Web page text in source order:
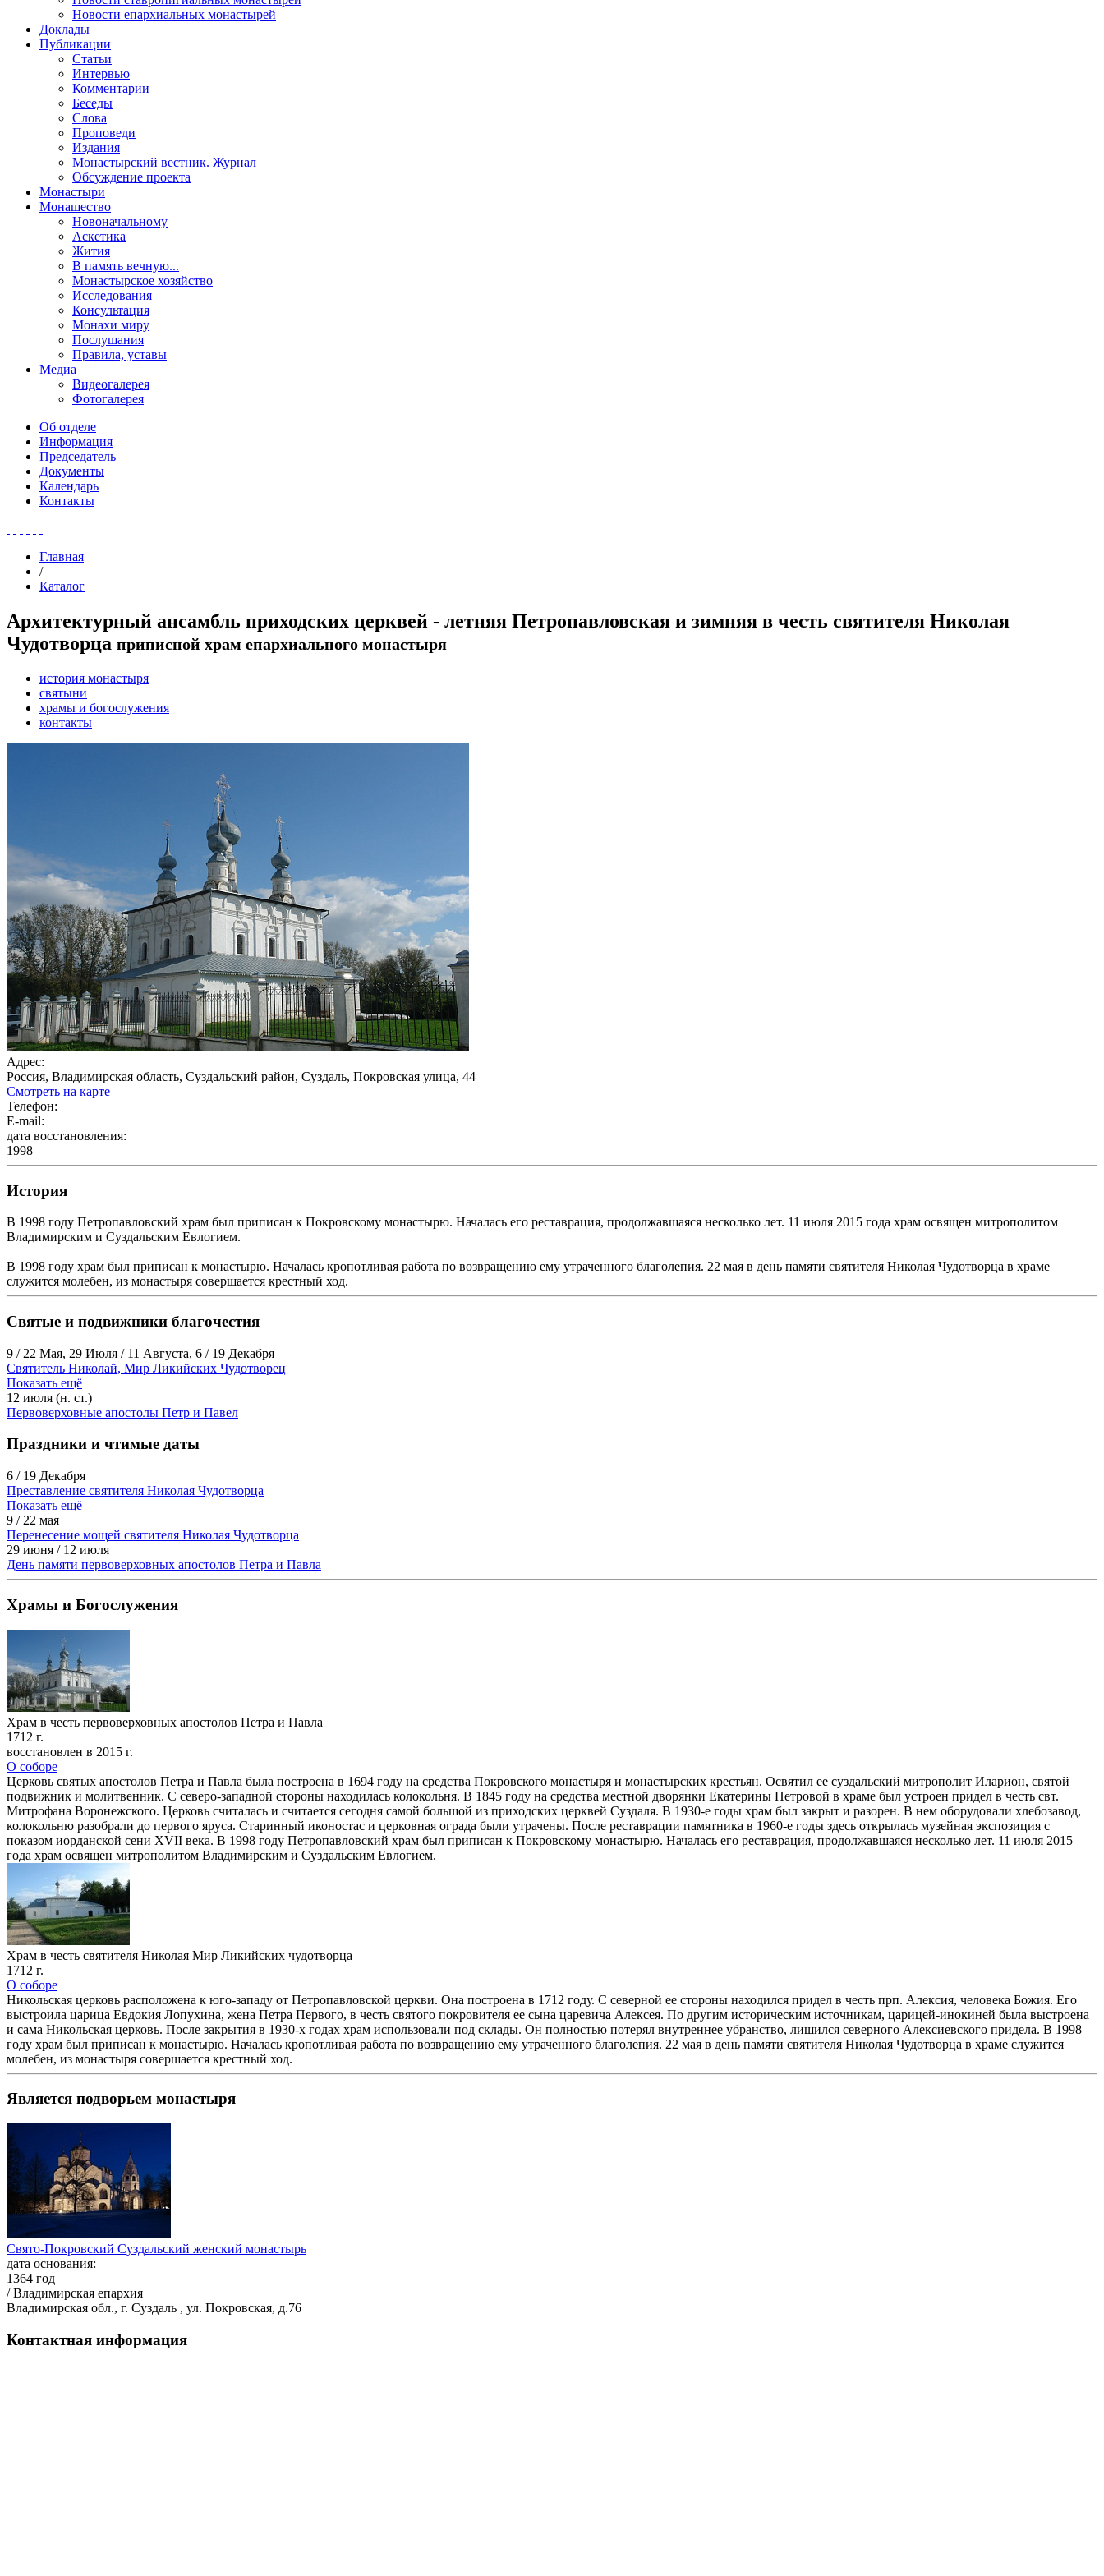
Новости епархиальных монастырей
Доклады
Публикации
Статьи
Интервью
Комментарии
Беседы
Слова
Проповеди
Издания
Монастырский вестник. Журнал
Обсуждение проекта
Монастыри
Монашество
Новоначальному
Аскетика
Жития
В память вечную...
Монастырское хозяйство
Исследования
Консультация
Монахи миру
Послушания
Правила, уставы
Медиа
Видеогалерея
Фотогалерея
Об отделе
Информация
Председатель
Документы
Календарь
Контакты
Главная
/
Каталог
Архитектурный ансамбль приходских церквей - летняя Петропавловская и зимняя в честь святителя Николая
Чудотворца приписной храм епархиального монастыря
история монастыря
святыни
храмы и богослужения
контакты
Адрес:
Россия, Владимирская область, Суздальский район, Суздаль, Покровская улица, 44
Смотреть на карте
Телефон:
E-mail:
дата восстановления:
1998
История
В 1998 году Петропавловский храм был приписан к Покровскому монастырю. Началась его реставрация, продолжавшаяся несколько лет. 11 июля 2015 года храм освящен митрополитом
Владимирским и Суздальским Евлогием.
В 1998 году храм был приписан к монастырю. Началась кропотливая работа по возвращению ему утраченного благолепия. 22 мая в день памяти святителя Николая Чудотворца в храме
служится молебен, из монастыря совершается крестный ход.
Святые и подвижники благочестия
9 / 22 Мая, 29 Июля / 11 Августа, 6 / 19 Декабря
Святитель Николай, Мир Ликийских Чудотворец
Показать ещё
12 июля (н. ст.)
Первоверховные апостолы Петр и Павел
Праздники и чтимые даты
6 / 19 Декабря
Преставление святителя Николая Чудотворца
Показать ещё
9 / 22 мая
Перенесение мощей святителя Николая Чудотворца
29 июня / 12 июля
День памяти первоверховных апостолов Петра и Павла
Храмы и Богослужения
Храм в честь первоверховных апостолов Петра и Павла
1712 г.
восстановлен в 2015 г.
О соборе
Церковь святых апостолов Петра и Павла была построена в 1694 году на средства Покровского монастыря и монастырских крестьян. Освятил ее суздальский митрополит Иларион, святой
подвижник и молитвенник. С северо-западной стороны находилась колокольня. В 1845 году на средства местной дворянки Екатерины Петровой в храме был устроен придел в честь свт.
Митрофана Воронежского. Церковь считалась и считается сегодня самой большой из приходских церквей Суздаля. В 1930-е годы храм был закрыт и разорен. В нем оборудовали хлебозавод,
колокольню разобрали до первого яруса. Старинный иконостас и церковная ограда были утрачены. После реставрации памятника в 1960-е годы здесь открылась музейная экспозиция с
показом иорданской сени XVII века. В 1998 году Петропавловский храм был приписан к Покровскому монастырю. Началась его реставрация, продолжавшаяся несколько лет. 11 июля 2015
года храм освящен митрополитом Владимирским и Суздальским Евлогием.
Храм в честь святителя Николая Мир Ликийских чудотворца
1712 г.
О соборе
Никольская церковь расположена к юго-западу от Петропавловской церкви. Она построена в 1712 году. С северной ее стороны находился придел в честь прп. Алексия, человека Божия. Его
выстроила царица Евдокия Лопухина, жена Петра Первого, в честь святого покровителя ее сына царевича Алексея. По другим историческим источникам, царицей-инокиней была выстроена
и сама Никольская церковь. После закрытия в 1930-х годах храм использовали под склады. Он полностью потерял внутреннее убранство, лишился северного Алексиевского придела. В 1998
году храм был приписан к монастырю. Началась кропотливая работа по возвращению ему утраченного благолепия. 22 мая в день памяти святителя Николая Чудотворца в храме служится
молебен, из монастыря совершается крестный ход.
Является подворьем монастыря
Свято-Покровский Суздальский женский монастырь
дата основания:
1364 год
/ Владимирская епархия
Владимирская обл., г. Суздаль , ул. Покровская, д.76
Контактная информация